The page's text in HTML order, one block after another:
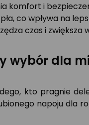
komfort i
co wpływa na
czas i zwiększa
wybór dla
kto pragnie
napoju dla